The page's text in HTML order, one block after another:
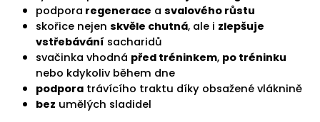
podpora regenerace a svalového růstu
skořice nejen skvěle chutná, ale i zlepšuje
vstřebávání sacharidů
svačinka vhodná před tréninkem, po tréninku
nebo kdykoliv během dne
podpora trávícího traktu díky obsažené vláknině
bez umělých sladidel